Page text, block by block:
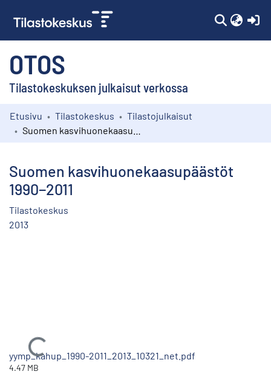
OTOS
Tilastokeskuksen julkaisut verkossa
Kokoelmat
Etusivu Tilastokeskus
Tilastojulkaisut
Suomen kasvihuonekaasupäästöt
1990−2011
Tilastokeskus
2013
Ladataan...
yymp_kahup_1990-2011_2013_10321_net.pdf
4.47 MB